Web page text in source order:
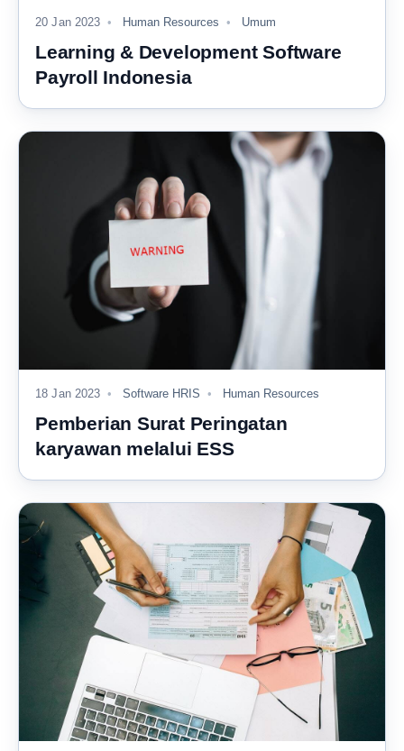
20 Jan 2023 Human Resources Umum
Learning & Development Software
Payroll Indonesia
18 Jan 2023 Software HRIS Human Resources
Pemberian Surat Peringatan
karyawan melalui ESS